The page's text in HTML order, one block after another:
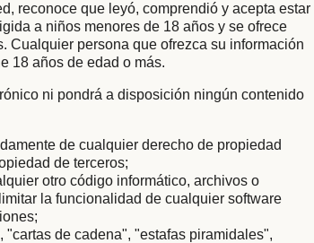
reconoce que leyó, comprendió y acepta estar
a niños menores de 18 años y se ofrece
Cualquier persona que ofrezca su información
18 años de edad o más.
ni pondrá a disposición ningún contenido
de cualquier derecho de propiedad
de terceros;
otro código informático, archivos o
la funcionalidad de cualquier software
de cadena", "estafas piramidales",